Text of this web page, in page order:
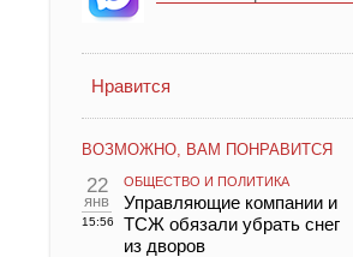
Нравится
ВОЗМОЖНО, ВАМ ПОНРАВИТСЯ
22
янв
15:56
ОБЩЕСТВО И ПОЛИТИКА
Управляющие компании и
ТСЖ обязали убрать снег
из дворов